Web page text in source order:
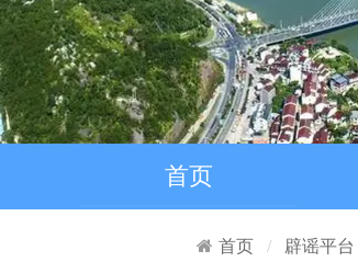
首页
首页 辟谣平台